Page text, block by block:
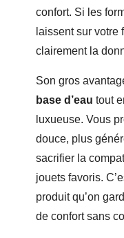
confort. Si les
laissent sur votre
clairement la
Son gros
base d’eau tout
luxueuse. Vous
douce, plus
sacrifier la
jouets favoris.
produit qu’on
de confort sans